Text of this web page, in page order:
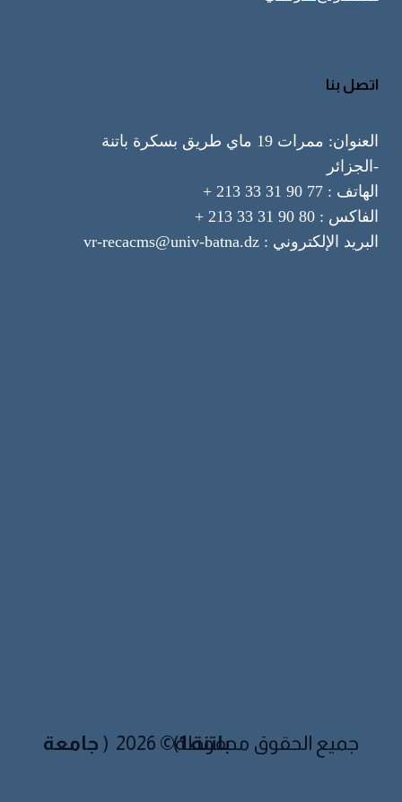
اتصل بنا
العنوان: ممرات 19 ماي طريق بسكرة باتنة
-الجزائر
الهاتف : 77 90 31 33 213 +
الفاكس : 80 90 31 33 213 +
البريد الإلكتروني : vr-recacms@univ-batna.dz
جميع الحقوق محفوظة© 2026 (
جامعة باتنة 1 )